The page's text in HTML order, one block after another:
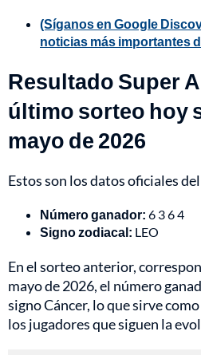
(Síganos en Google
noticias más importantes
Resultado Super
último sorteo hoy
mayo de 2026
Estos son los datos oficiales
Número ganador: 6 3 6 4
Signo zodiacal: LEO
En el sorteo anterior,
mayo de 2026, el número
signo Cáncer, lo que sirve
los jugadores que siguen la